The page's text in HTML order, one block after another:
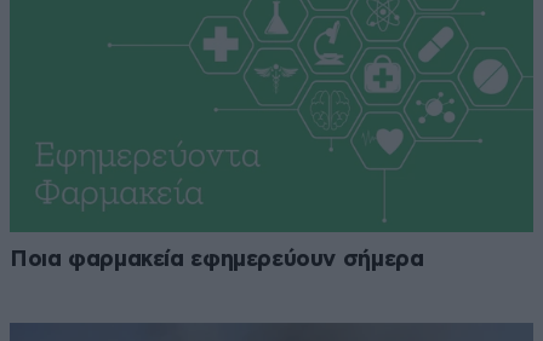
Ποια φαρμακεία εφημερεύουν σήμερα